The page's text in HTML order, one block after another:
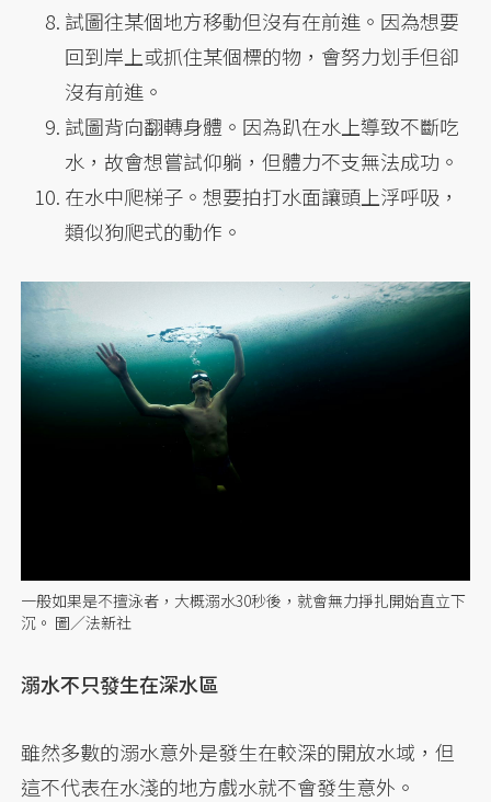
試圖往某個地方移動但沒有在前進。因為想要
回到岸上或抓住某個標的物，會努力划手但卻
沒有前進。
試圖背向翻轉身體。因為趴在水上導致不斷吃
水，故會想嘗試仰躺，但體力不支無法成功。
在水中爬梯子。想要拍打水面讓頭上浮呼吸，
類似狗爬式的動作。
一般如果是不擅泳者，大概溺水30秒後，就會無力掙扎開始直立下
沉。 圖／法新社
溺水不只發生在深水區
雖然多數的溺水意外是發生在較深的開放水域，但
這不代表在水淺的地方戲水就不會發生意外。